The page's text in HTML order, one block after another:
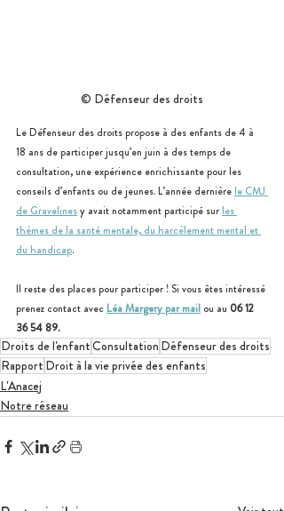
© Défenseur des droits
Le Défenseur des droits propose à des enfants de 4 à
18 ans de participer jusqu’en juin à des temps de
consultation, une expérience enrichissante pour les
conseils d’enfants ou de jeunes. L’année dernière le CMJ
de Gravelines y avait notamment participé sur les
thèmes de la santé mentale, du harcèlement mental et
du handicap.
Il reste des places pour participer ! Si vous êtes intéressé
prenez contact avec Léa Margery par mail ou au 06 12
36 54 89.
Droits de l'enfantConsultation Défenseur des droits
Rapport Droit à la vie privée des enfants
L'Anacej
Notre réseau